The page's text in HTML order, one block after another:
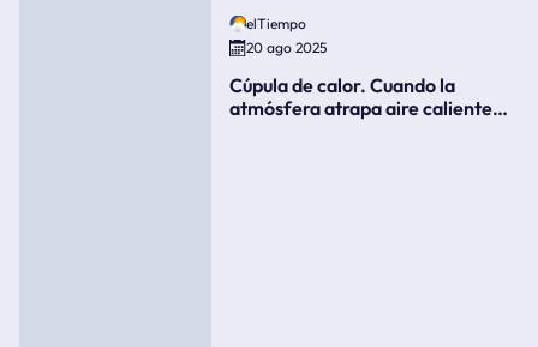
elTiempo
20 ago 2025
Cúpula de calor. Cuando la
atmósfera atrapa aire caliente